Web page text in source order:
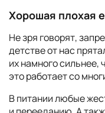
Хорошая плохая
Не зря говорят,
детстве от нас
их намного сильнее,
это работает со
В питании любые